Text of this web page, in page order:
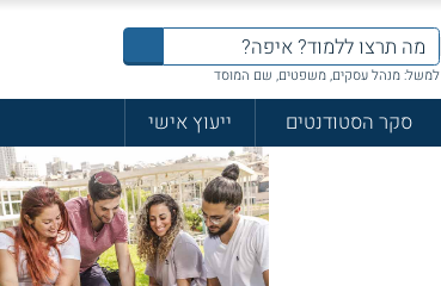
למשל: מנהל עסקים, משפטים, שם המוסד
סקר הסטודנטים
ייעוץ אישי